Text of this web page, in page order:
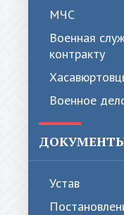
МЧС
Военная
контракту
Военное
Устав